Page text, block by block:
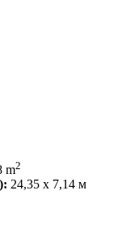
m2
24,35 x 7,14 м